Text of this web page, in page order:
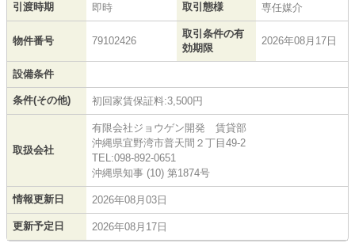
引渡時期 即時 取引態様 専任媒介
物件番号 79102426
取引条件の有
効期限
2026年08月17日
設備条件
条件(その他) 初回家賃保証料:3,500円
取扱会社
有限会社ジョウゲン開発 賃貸部
沖縄県宜野湾市普天間２丁目49-2
TEL:098-892-0651
沖縄県知事 (10) 第1874号
情報更新日 2026年08月03日
更新予定日 2026年08月17日